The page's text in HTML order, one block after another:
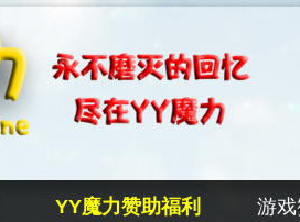
YY魔力赞助福利 游